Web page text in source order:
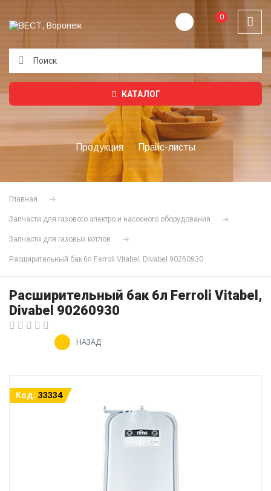
0
КАТАЛОГ
Продукция Прайс-листы
Главная
Запчасти для газового электро и насосного оборудования
Запчасти для газовых котлов
Расширительный бак 6л Ferroli Vitabel, Divabel 90260930
Расширительный бак 6л Ferroli Vitabel,
Divabel 90260930
НАЗАД
Код: 33334